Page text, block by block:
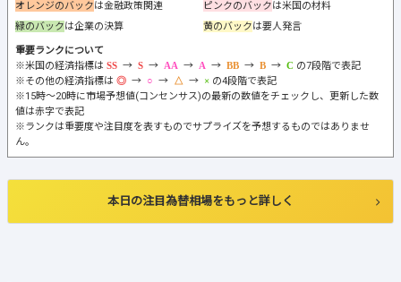
オレンジのバックは金融政策関連 ピンクのバックは米国の材料
緑のバックは企業の決算 黄のバックは要人発言
重要ランクについて
※米国の経済指標は
→ → → → → →
の7段階で表記
※その他の経済指標は
→ → →
の4段階で表記
※15時～20時に市場予想値(コンセンサス)の最新の数値をチェックし、更新した数
値は赤字で表記
※ランクは重要度や注目度を表すものでサプライズを予想するものではありませ
ん。
本日の注目為替相場をもっと詳しく